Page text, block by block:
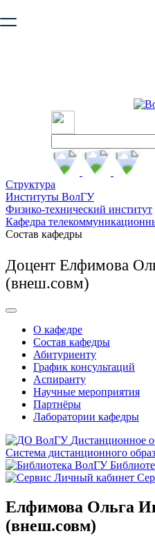
безопасную работу с сайтом.
Структура
Институты ВолГУ
Физико-технический институт
Кафедра
Состав кафедры
Доцент Елфимова
(внеш.совм)
О кафедре
Состав кафедры
Абитуриенту
График консультаций
Аспиранту
Научные мероприятия
Партнёры
Лаборатории кафедры
Дистанционное
Система дистанционного
Елфимова Ольга
(внеш.совм)